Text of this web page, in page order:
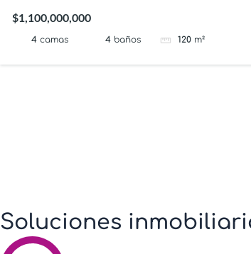
$1,100,000,000
4 camas 4 baños 120 m²
Soluciones